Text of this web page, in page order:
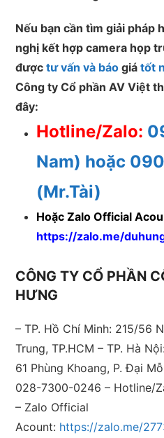
Nếu bạn cần tìm giải pháp
nghị kết hợp camera họp
đượctư vấn và báo giátốt
Công ty Cổ phần AV Việt
đây:
Hotline/Zalo:
Nam) hoặc
(Mr.Tài)
Hoặc Zalo Official
https://zalo.me/
CÔNG TY CỔ PHẦN
HƯNG
– TP. Hồ Chí Minh: 215/56
Trung, TP.HCM – TP. Hà
61 Phùng Khoang, P. Đại
028-7300-0246– Hotline/
– Zalo Official
Acount: https://zalo.me/